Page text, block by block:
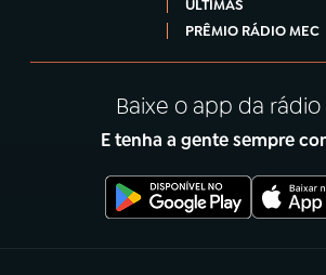
ÚLTIMAS
PRÊMIO RÁDIO MEC
Baixe o app da rádio
E tenha a gente sempre